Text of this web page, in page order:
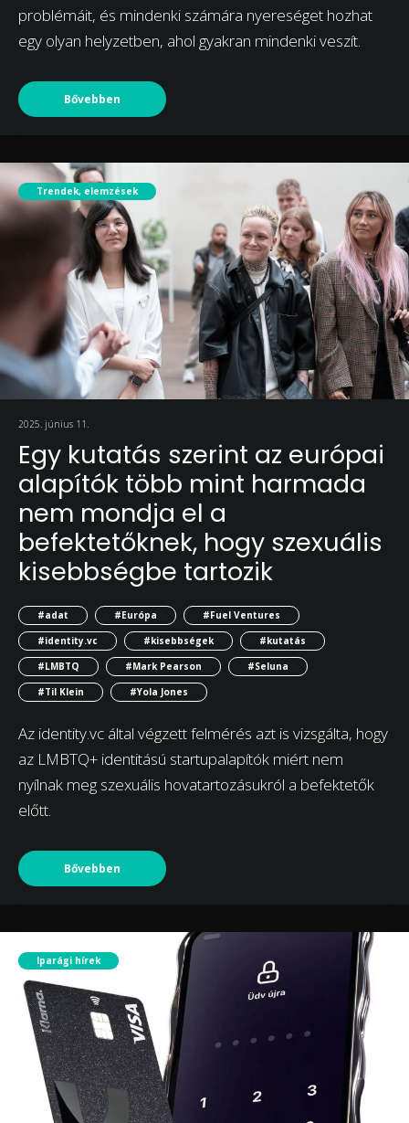
problémáit, és mindenki számára nyereséget hozhat
egy olyan helyzetben, ahol gyakran mindenki veszít.
Bővebben
Trendek, elemzések
2025. június 11.
Egy kutatás szerint az európai
alapítók több mint harmada
nem mondja el a
befektetőknek, hogy szexuális
kisebbségbe tartozik
#adat #Európa
#Fuel Ventures
#identity.vc
#kisebbségek
#kutatás
#LMBTQ
#Mark Pearson
#Seluna
#Til Klein
#Yola Jones
Az identity.vc által végzett felmérés azt is vizsgálta, hogy
az LMBTQ+ identitású startupalapítók miért nem
nyílnak meg szexuális hovatartozásukról a befektetők
előtt.
Bővebben
Iparági hírek